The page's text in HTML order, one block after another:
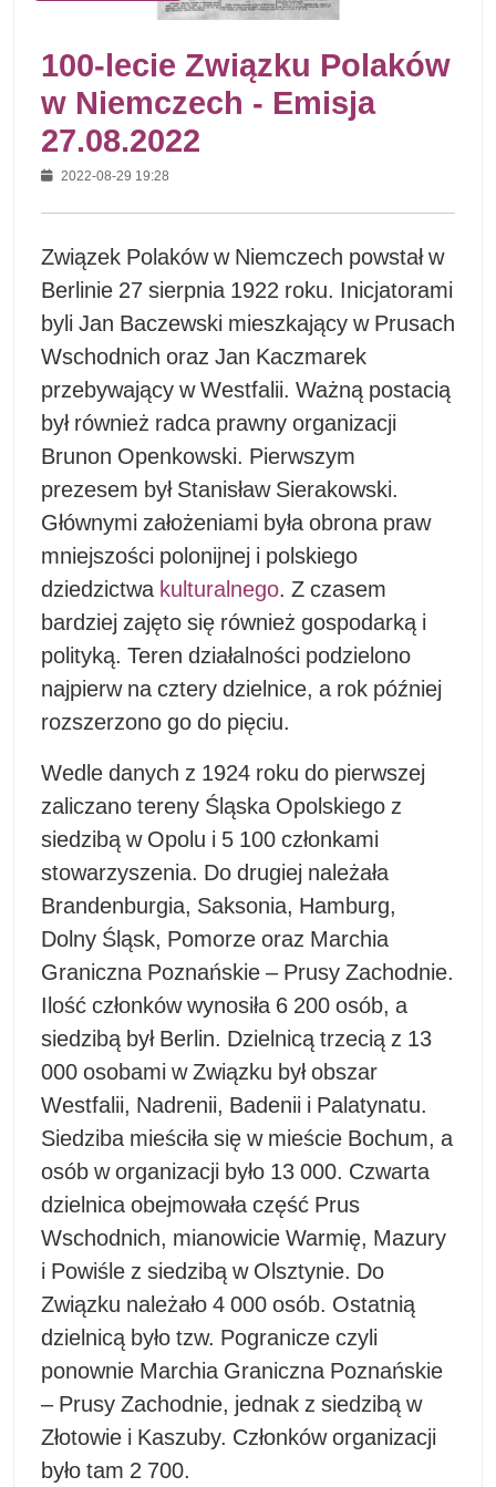
100-lecie Związku Polaków
w Niemczech - Emisja
27.08.2022
2022-08-29 19:28
Związek Polaków w Niemczech powstał w
Berlinie 27 sierpnia 1922 roku. Inicjatorami
byli Jan Baczewski mieszkający w Prusach
Wschodnich oraz Jan Kaczmarek
przebywający w Westfalii. Ważną postacią
był również radca prawny organizacji
Brunon Openkowski. Pierwszym
prezesem był Stanisław Sierakowski.
Głównymi założeniami była obrona praw
mniejszości polonijnej i polskiego
dziedzictwa kulturalnego. Z czasem
bardziej zajęto się również gospodarką i
polityką. Teren działalności podzielono
najpierw na cztery dzielnice, a rok później
rozszerzono go do pięciu.
Wedle danych z 1924 roku do pierwszej
zaliczano tereny Śląska Opolskiego z
siedzibą w Opolu i 5 100 członkami
stowarzyszenia. Do drugiej należała
Brandenburgia, Saksonia, Hamburg,
Dolny Śląsk, Pomorze oraz Marchia
Graniczna Poznańskie – Prusy Zachodnie.
Ilość członków wynosiła 6 200 osób, a
siedzibą był Berlin. Dzielnicą trzecią z 13
000 osobami w Związku był obszar
Westfalii, Nadrenii, Badenii i Palatynatu.
Siedziba mieściła się w mieście Bochum, a
osób w organizacji było 13 000. Czwarta
dzielnica obejmowała część Prus
Wschodnich, mianowicie Warmię, Mazury
i Powiśle z siedzibą w Olsztynie. Do
Związku należało 4 000 osób. Ostatnią
dzielnicą było tzw. Pogranicze czyli
ponownie Marchia Graniczna Poznańskie
– Prusy Zachodnie, jednak z siedzibą w
Złotowie i Kaszuby. Członków organizacji
było tam 2 700.